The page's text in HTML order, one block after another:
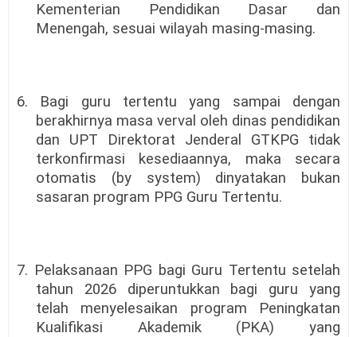
Kementerian Pendidikan Dasar dan
Menengah, sesuai wilayah masing-masing.
6. Bagi guru tertentu yang sampai dengan
berakhirnya masa verval oleh dinas pendidikan
dan UPT Direktorat Jenderal GTKPG tidak
terkonfirmasi kesediaannya, maka secara
otomatis (by system) dinyatakan bukan
sasaran program PPG Guru Tertentu.
7. Pelaksanaan PPG bagi Guru Tertentu setelah
tahun 2026 diperuntukkan bagi guru yang
telah menyelesaikan program Peningkatan
Kualifikasi Akademik (PKA) yang